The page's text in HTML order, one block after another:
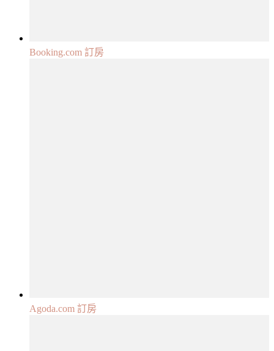
Booking.com 訂房
Agoda.com 訂房